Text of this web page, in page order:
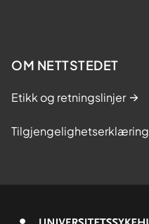
OM NETTSTEDET
Etikk og retningslinjer
Tilgjengelighetserklæring